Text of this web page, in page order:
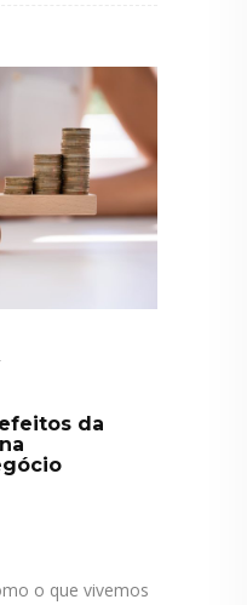
da
o que vivemos